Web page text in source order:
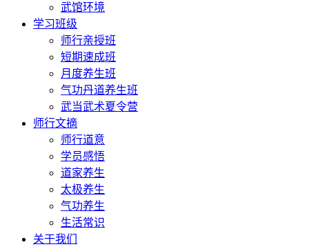
武馆环境
学习班级
师行亲授班
短期速成班
月度养生班
气功丹道养生班
武当武术夏令营
师行文摘
师行道意
学员感悟
道家养生
太极养生
气功养生
生活常识
关于我们